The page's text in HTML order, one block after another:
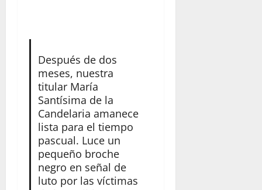
Después de dos
meses, nuestra
titular María
Santísima de la
Candelaria amanece
lista para el tiempo
pascual. Luce un
pequeño broche
negro en señal de
luto por las víctimas